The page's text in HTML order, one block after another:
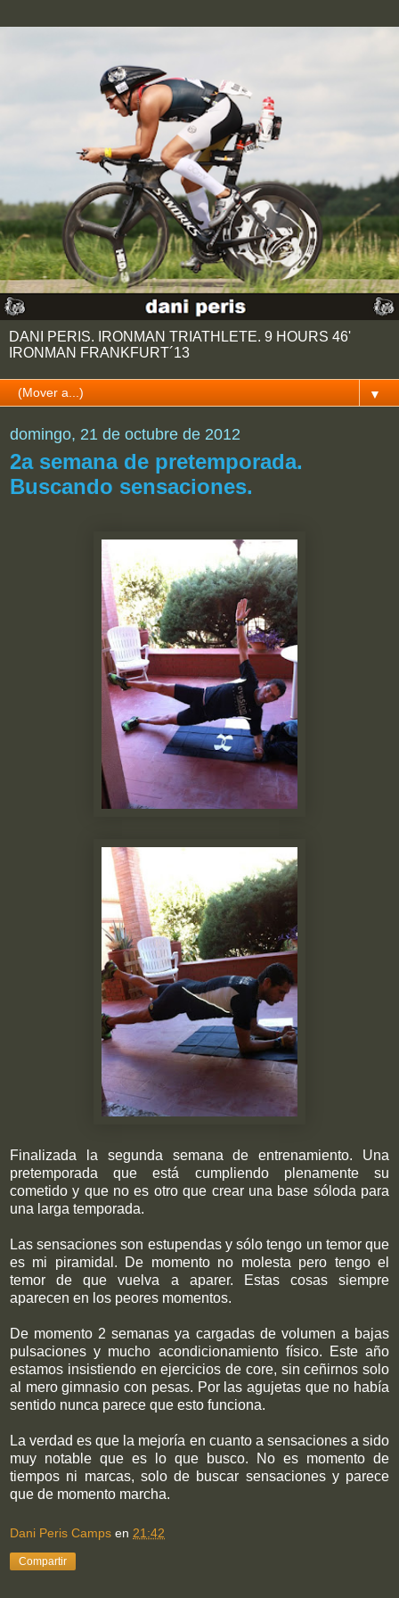
DANI PERIS. IRONMAN TRIATHLETE. 9 HOURS 46'
IRONMAN FRANKFURT´13
▼
domingo, 21 de octubre de 2012
2a semana de pretemporada.
Buscando sensaciones.
Finalizada la segunda semana de entrenamiento. Una
pretemporada que está cumpliendo plenamente su
cometido y que no es otro que crear una base sóloda para
una larga temporada.
Las sensaciones son estupendas y sólo tengo un temor que
es mi piramidal. De momento no molesta pero tengo el
temor de que vuelva a aparer. Estas cosas siempre
aparecen en los peores momentos.
De momento 2 semanas ya cargadas de volumen a bajas
pulsaciones y mucho acondicionamiento físico. Este año
estamos insistiendo en ejercicios de core, sin ceñirnos solo
al mero gimnasio con pesas. Por las agujetas que no había
sentido nunca parece que esto funciona.
La verdad es que la mejoría en cuanto a sensaciones a sido
muy notable que es lo que busco. No es momento de
tiempos ni marcas, solo de buscar sensaciones y parece
que de momento marcha.
Dani Peris Camps en 21:42
Compartir